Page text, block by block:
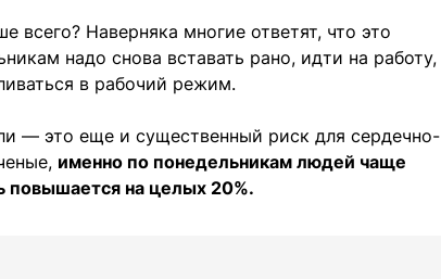
всего? Наверняка многие ответят, что это
надо снова вставать рано, идти на работу,
в рабочий режим.
— это еще и существенный риск для сердечно-
именно по понедельникам людей чаще
повышается на целых 20%.